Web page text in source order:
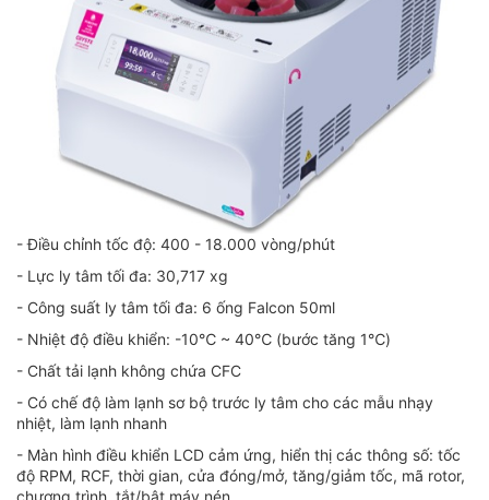
- Điều chỉnh tốc độ: 400 - 18.000 vòng/phút
- Lực ly tâm tối đa: 30,717 xg
- Công suất ly tâm tối đa: 6 ống Falcon 50ml
- Nhiệt độ điều khiển: -10℃ ~ 40℃ (bước tăng 1℃)
- Chất tải lạnh không chứa CFC
- Có chế độ làm lạnh sơ bộ trước ly tâm cho các mẫu nhạy
nhiệt, làm lạnh nhanh
- Màn hình điều khiển LCD cảm ứng, hiển thị các thông số: tốc
độ RPM, RCF, thời gian, cửa đóng/mở, tăng/giảm tốc, mã rotor,
chương trình, tắt/bật máy nén